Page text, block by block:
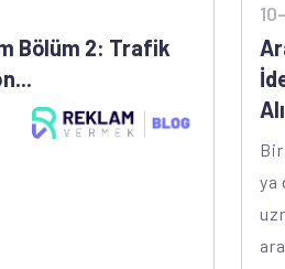
Bölüm 2: Trafik
ya